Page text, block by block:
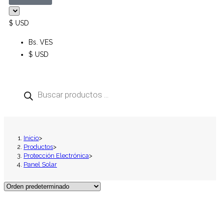
$ USD
Bs. VES
$ USD
Inicio>
Productos>
Protección Electrónica>
Panel Solar